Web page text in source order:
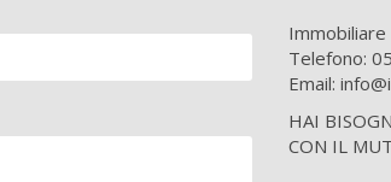
Immobiliare
Telefono:
Email:
HAI
CON IL